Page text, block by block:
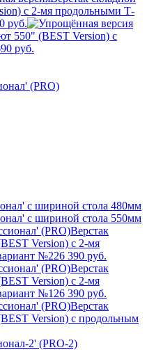
с 2-мя продольными Т-
руб.
550" (BEST Version) с
руб.
(PRO)
с шириной стола 480мм
с шириной стола 550мм
Верстак
Version) с 2-мя
№226 390 руб.
Верстак
Version) с 2-мя
№1 26 390 руб.
Верстак
Version) с продольным
2' (PRO-2)